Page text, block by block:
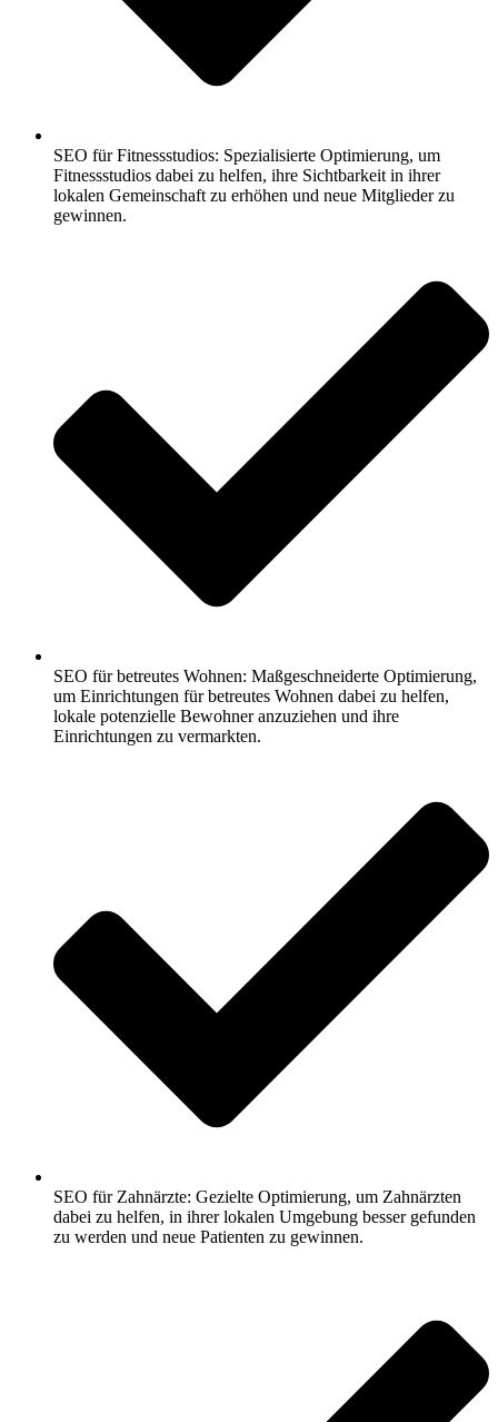
SEO für Fitnessstudios: Spezialisierte Optimierung, um
Fitnessstudios dabei zu helfen, ihre Sichtbarkeit in ihrer
lokalen Gemeinschaft zu erhöhen und neue Mitglieder zu
gewinnen.
SEO für betreutes Wohnen: Maßgeschneiderte Optimierung,
um Einrichtungen für betreutes Wohnen dabei zu helfen,
lokale potenzielle Bewohner anzuziehen und ihre
Einrichtungen zu vermarkten.
SEO für Zahnärzte: Gezielte Optimierung, um Zahnärzten
dabei zu helfen, in ihrer lokalen Umgebung besser gefunden
zu werden und neue Patienten zu gewinnen.